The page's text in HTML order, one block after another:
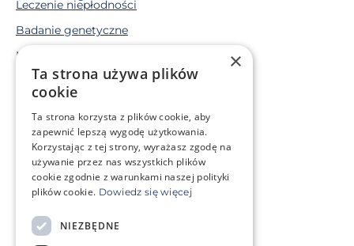
Leczenie niepłodności
Badanie genetyczne
Macierzyństwo zastępcze
Mrożenie komórek rozrodczych
Sytuacja życiowa
Mam problem genetyczny
Leczę się onkologicznie
Strefa klienta
Słowniczek pojęć
×
Ta strona używa plików
cookie
Ta strona korzysta z plików cookie, aby
zapewnić lepszą wygodę użytkowania.
Korzystając z tej strony, wyrażasz zgodę na
używanie przez nas wszystkich plików
cookie zgodnie z warunkami naszej polityki
plików cookie. Dowiedz się więcej
NIEZBĘDNE